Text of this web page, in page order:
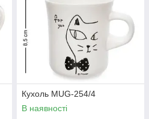
Кухоль MUG-254/4
В наявності